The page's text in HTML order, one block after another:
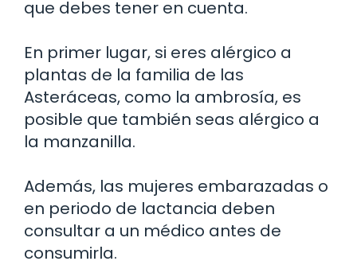
que debes tener en cuenta.
En primer lugar, si eres alérgico a
plantas de la familia de las
Asteráceas, como la ambrosía, es
posible que también seas alérgico a
la manzanilla.
Además, las mujeres embarazadas o
en periodo de lactancia deben
consultar a un médico antes de
consumirla.